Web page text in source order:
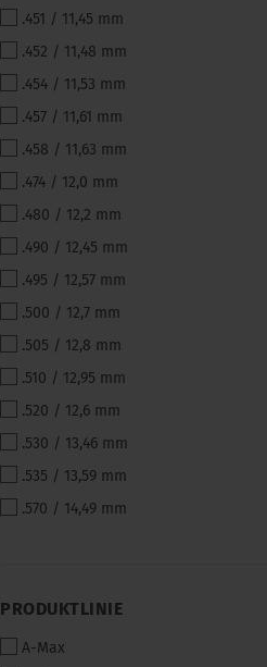
.451 / 11,45 mm
.452 / 11,48 mm
.454 / 11,53 mm
.457 / 11,61 mm
.458 / 11,63 mm
.474 / 12,0 mm
.480 / 12,2 mm
.490 / 12,45 mm
.495 / 12,57 mm
.500 / 12,7 mm
.505 / 12,8 mm
.510 / 12,95 mm
.520 / 12,6 mm
.530 / 13,46 mm
.535 / 13,59 mm
.570 / 14,49 mm
PRODUKTLINIE
PRODUKTLINIE
A-Max